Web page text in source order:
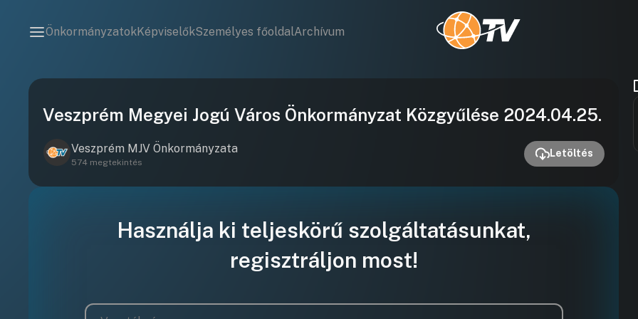
ÖnkormányzatokKépviselőkSzemélyes főoldalArchívum
lejátszása
Veszprém Megyei Jogú Város Önkormányzat Közgyűlése 2024.04.25.
Veszprém MJV Önkormányzata
574 megtekintés
Letöltés
Használja ki teljeskörű szolgáltatásunkat,
regisztráljon most!